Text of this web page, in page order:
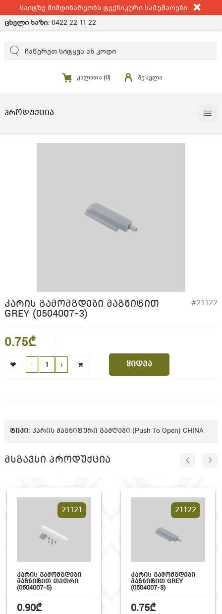
საიტზე მიმდინარეობს ტექნიკური სამუშაოები
ცხელი ხაზი: 0422 22 11 22
კალათა (0) შესვლა
ᲞᲠᲝᲓᲣᲥᲪᲘᲐ
ᲙᲐᲠᲘᲡ ᲒᲐᲛᲝᲛᲒᲓᲔᲑᲘ ᲛᲐᲒᲜᲘᲢᲘᲗ
GREY (0504007-3)
#21122
0.75₾
- + ყიდვა
ᲢᲘᲞᲘ: კარის მაგნიტური გამღები (Push To Open) CHINA
მსგავსი პროდუქცია
21121
ᲙᲐᲠᲘᲡ ᲒᲐᲛᲝᲛᲒᲓᲔᲑᲘ
ᲛᲐᲒᲜᲘᲢᲘᲗ ᲗᲔᲗᲠᲘ
(0504007-5)
0.90₾
21122
ᲙᲐᲠᲘᲡ ᲒᲐᲛᲝᲛᲒᲓᲔᲑᲘ
ᲛᲐᲒᲜᲘᲢᲘᲗ GREY
(0504007-3)
0.75₾